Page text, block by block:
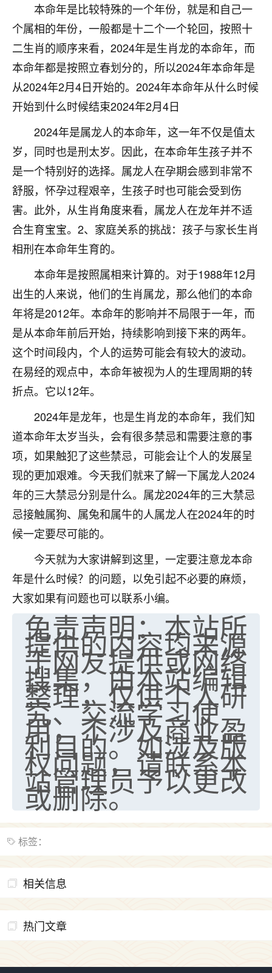
本命年是比较特殊的一个年份，就是和自己一
个属相的年份，一般都是十二个一个轮回，按照十
二生肖的顺序来看，2024年是生肖龙的本命年，而
本命年都是按照立春划分的，所以2024年本命年是
从2024年2月4日开始的。2024年本命年从什么时候
开始到什么时候结束2024年2月4日
2024年是属龙人的本命年，这一年不仅是值太
岁，同时也是刑太岁。因此，在本命年生孩子并不
是一个特别好的选择。属龙人在孕期会感到非常不
舒服，怀孕过程艰辛，生孩子时也可能会受到伤
害。此外，从生肖角度来看，属龙人在龙年并不适
合生育宝宝。2、家庭关系的挑战：孩子与家长生肖
相刑在本命年生育的。
本命年是按照属相来计算的。对于1988年12月
出生的人来说，他们的生肖属龙，那么他们的本命
年将是2012年。本命年的影响并不局限于一年，而
是从本命年前后开始，持续影响到接下来的两年。
这个时间段内，个人的运势可能会有较大的波动。
在易经的观点中，本命年被视为人的生理周期的转
折点。它以12年。
2024年是龙年，也是生肖龙的本命年，我们知
道本命年太岁当头，会有很多禁忌和需要注意的事
项，如果触犯了这些禁忌，可能会让个人的发展呈
现的更加艰难。今天我们就来了解一下属龙人2024
年的三大禁忌分别是什么。属龙2024年的三大禁忌
忌接触属狗、属兔和属牛的人属龙人在2024年的时
候一定要尽可能的。
今天就为大家讲解到这里，一定要注意龙本命
年是什么时候？的问题，以免引起不必要的麻烦，
大家如果有问题也可以联系小编。
免责声明：本站所
提供的内容均来源
于网友提供或网络
搜集，由本站编辑
整理，仅供个人研
究、交流学习使
用，不涉及商业盈
利目的。如涉及版
权问题，请联系本
站管理员予以更改
或删除。
标签：
相关信息
热门文章
心心相印
我身体不太好，总是病病殃殃的，去检查又没什么大
问题，反正就是不舒服。中医西医看遍了，找不到问
题，后来无意中看到有人推荐慧来老师，跟老师聊过
之后，心情豁然开朗，也听老师建议，处理了一些因
果问题。今年以来，身体比以前好多，主要是心情好
了，老师说境随心转，现在深有体会了。
鹿森：是的，其实跟老师聊过之后，最大的感
触，首先就是心态会变好，万般皆是命，半点
不由人！
1天前 来自四川 9
金白水清
我也想找老师看看，有没有人给个联系方式的啊？
鹿森：慧来老师微信：gjsy0624
1天前 来自江西 12
青春168
我也想要，我也想要！
2天前 来自山西 15
Jessica李
刚去世了。
七零老顽童：我母亲前年离世，刚开始我经常
做梦梦见她，后来也是朋友介绍，找到慧来老
师，安排了超度法事，做梦再也没有梦到过
了，一开始是半信半疑的，图个心安，给亡母
超度，现在看来，人不信也不行。
2天前 来自云南
优秀的张同学
老师收徒吗？？我对这些很感兴趣
2天前 来自山西 15